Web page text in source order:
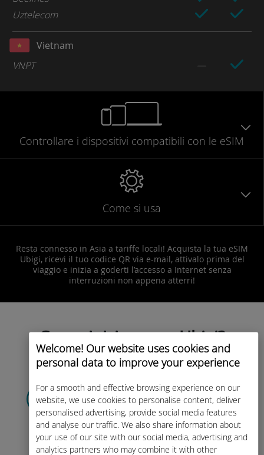
Welcome! Our website uses cookies and
personal data to improve your experience
For a smooth and effective browsing experience on our
website, we use cookies to personalise content, deliver
personalised advertising, provide social media features
and analyse our traffic. We also share information about
your use of our site with our social media, advertising and
analytics partners who may combine it with other
Uztelecom
Vietnam
VNPT
Controllare i dispositivi compatibili con le eSIM
Come si usa
Resta connesso in Asia a tariffe locali! Acquista la tua eSIM
Ubigi, ricevi il tuo codice QR via e-mail, attivalo prima del
viaggio e inizia a goderti l’accesso a Internet senza
interruzioni non appena atterri!
Come iniziare con Ubigi?
Crea il tuo account
cliccandoQUI
Solo5 campi da compilare.
Promesso!